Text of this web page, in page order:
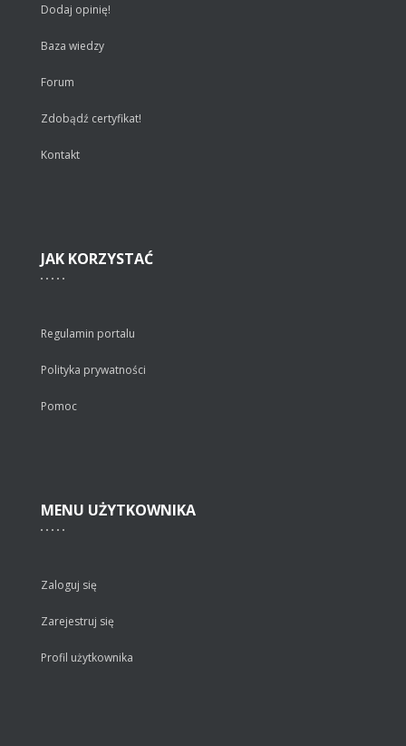
Dodaj opinię!
Baza wiedzy
Forum
Zdobądź certyfikat!
Kontakt
JAK KORZYSTAĆ
Regulamin portalu
Polityka prywatności
Pomoc
MENU UŻYTKOWNIKA
Zaloguj się
Zarejestruj się
Profil użytkownika